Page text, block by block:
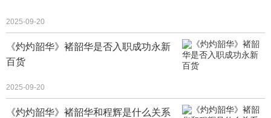
2025-09-20
《灼灼韶华》褚韶华是否入职成功永新
百货
2025-09-20
《灼灼韶华》褚韶华和程辉是什么关系